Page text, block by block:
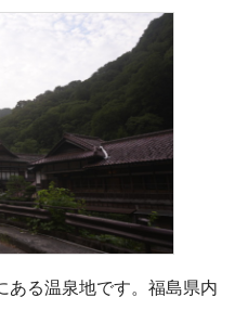
ある温泉地です。福島県内